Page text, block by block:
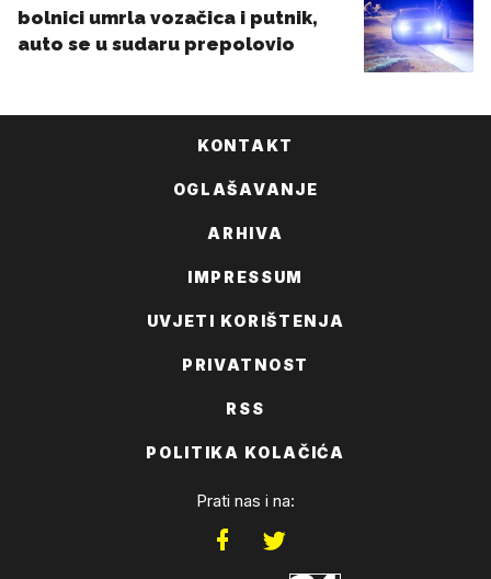
KONTAKT
OGLAŠAVANJE
ARHIVA
IMPRESSUM
UVJETI KORIŠTENJA
PRIVATNOST
RSS
POLITIKA KOLAČIĆA
Prati nas i na: